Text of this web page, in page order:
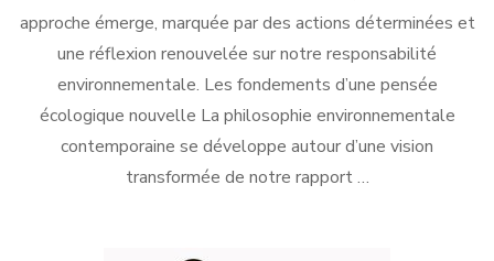
approche émerge, marquée par des actions déterminées et
une réflexion renouvelée sur notre responsabilité
environnementale. Les fondements d’une pensée
écologique nouvelle La philosophie environnementale
contemporaine se développe autour d’une vision
transformée de notre rapport …